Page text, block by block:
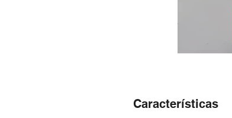
Características